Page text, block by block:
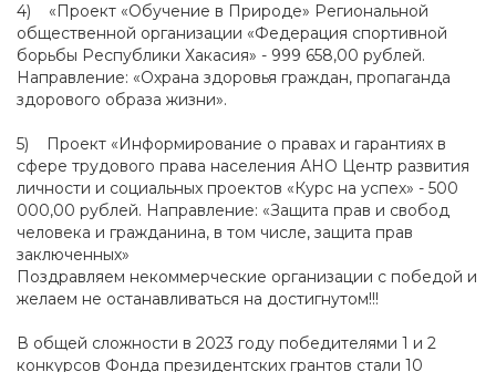
4) «Проект «Обучение в Природе» Региональной
общественной организации «Федерация спортивной
борьбы Республики Хакасия» - 999 658,00 рублей.
Направление: «Охрана здоровья граждан, пропаганда
здорового образа жизни».
5) Проект «Информирование о правах и гарантиях в
сфере трудового права населения АНО Центр развития
личности и социальных проектов «Курс на успех» - 500
000,00 рублей. Направление: «Защита прав и свобод
человека и гражданина, в том числе, защита прав
заключенных»
Поздравляем некоммерческие организации с победой и
желаем не останавливаться на достигнутом!!!
В общей сложности в 2023 году победителями 1 и 2
конкурсов Фонда президентских грантов стали 10